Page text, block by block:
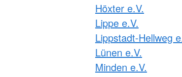
Höxter e.V.
Lippe e.V.
Lippstadt-Hellweg
Lünen e.V.
Minden e.V.